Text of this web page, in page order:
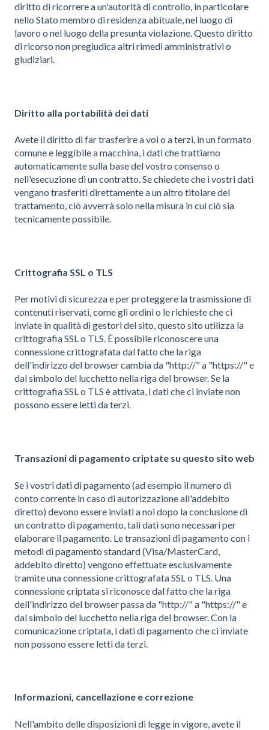
diritto di ricorrere a un'autorità di controllo, in particolare
nello Stato membro di residenza abituale, nel luogo di
lavoro o nel luogo della presunta violazione. Questo diritto
di ricorso non pregiudica altri rimedi amministrativi o
giudiziari.
Diritto alla portabilità dei dati
Avete il diritto di far trasferire a voi o a terzi, in un formato
comune e leggibile a macchina, i dati che trattiamo
automaticamente sulla base del vostro consenso o
nell'esecuzione di un contratto. Se chiedete che i vostri dati
vengano trasferiti direttamente a un altro titolare del
trattamento, ciò avverrà solo nella misura in cui ciò sia
tecnicamente possibile.
Crittografia SSL o TLS
Per motivi di sicurezza e per proteggere la trasmissione di
contenuti riservati, come gli ordini o le richieste che ci
inviate in qualità di gestori del sito, questo sito utilizza la
crittografia SSL o TLS. È possibile riconoscere una
connessione crittografata dal fatto che la riga
dell'indirizzo del browser cambia da "http://" a "https://" e
dal simbolo del lucchetto nella riga del browser. Se la
crittografia SSL o TLS è attivata, i dati che ci inviate non
possono essere letti da terzi.
Transazioni di pagamento criptate su questo sito web
Se i vostri dati di pagamento (ad esempio il numero di
conto corrente in caso di autorizzazione all'addebito
diretto) devono essere inviati a noi dopo la conclusione di
un contratto di pagamento, tali dati sono necessari per
elaborare il pagamento. Le transazioni di pagamento con i
metodi di pagamento standard (Visa/MasterCard,
addebito diretto) vengono effettuate esclusivamente
tramite una connessione crittografata SSL o TLS. Una
connessione criptata si riconosce dal fatto che la riga
dell'indirizzo del browser passa da "http://" a "https://" e
dal simbolo del lucchetto nella riga del browser. Con la
comunicazione criptata, i dati di pagamento che ci inviate
non possono essere letti da terzi.
Informazioni, cancellazione e correzione
Nell'ambito delle disposizioni di legge in vigore, avete il